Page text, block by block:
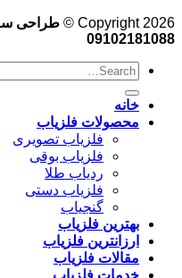
Copyright 2026 ©
طراحی
09102181088
خانه
محصولات فلزیاب
فلزیاب تصویری
فلزیاب بوقی
ردیاب طلا
فلزیاب دستی
گنجیاب
بهترین فلزیاب
ارزانترین فلزیاب
مقالات فلزیاب
خدمات فلزیاب